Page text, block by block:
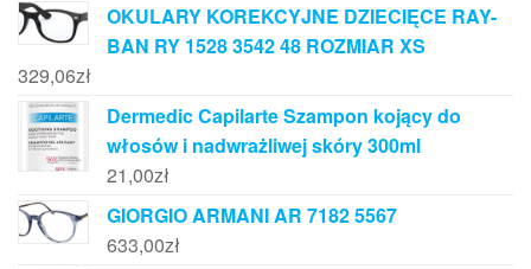
OKULARY KOREKCYJNE DZIECIĘCE RAY-
BAN RY 1528 3542 48 ROZMIAR XS
329,06zł
Dermedic Capilarte Szampon kojący do
włosów i nadwrażliwej skóry 300ml
21,00zł
GIORGIO ARMANI AR 7182 5567
633,00zł